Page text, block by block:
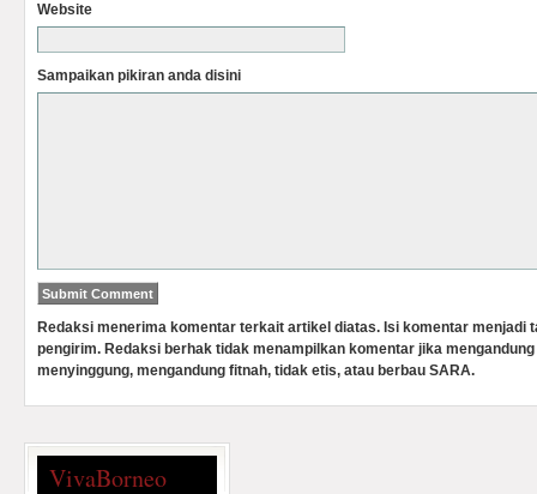
Website
Sampaikan pikiran anda disini
Redaksi menerima komentar terkait artikel diatas. Isi komentar menjadi
pengirim. Redaksi berhak tidak menampilkan komentar jika
menyinggung, mengandung fitnah, tidak etis, atau berbau SARA.
VivaBorneo